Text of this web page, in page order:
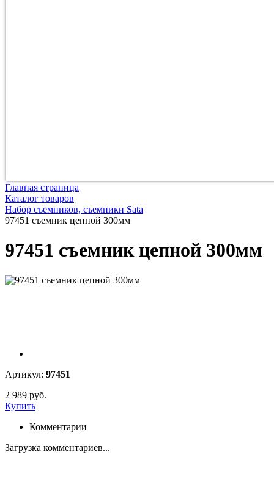
Главная страница
Каталог товаров
Набор съемников, съемники Sata
97451 съемник цепной 300мм
97451 съемник цепной 300мм
Артикул: 97451
2 989 руб.
Купить
Комментарии
Загрузка комментариев...